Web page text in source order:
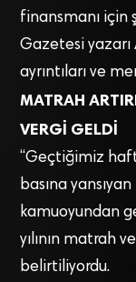
finansmanı için
Gazetesi
ayrıntıları ve
MATRAH
VERGİ GELDİ
“Geçtiğimiz
basına
kamuoyundan
yılının matrah
belirtiliyordu.